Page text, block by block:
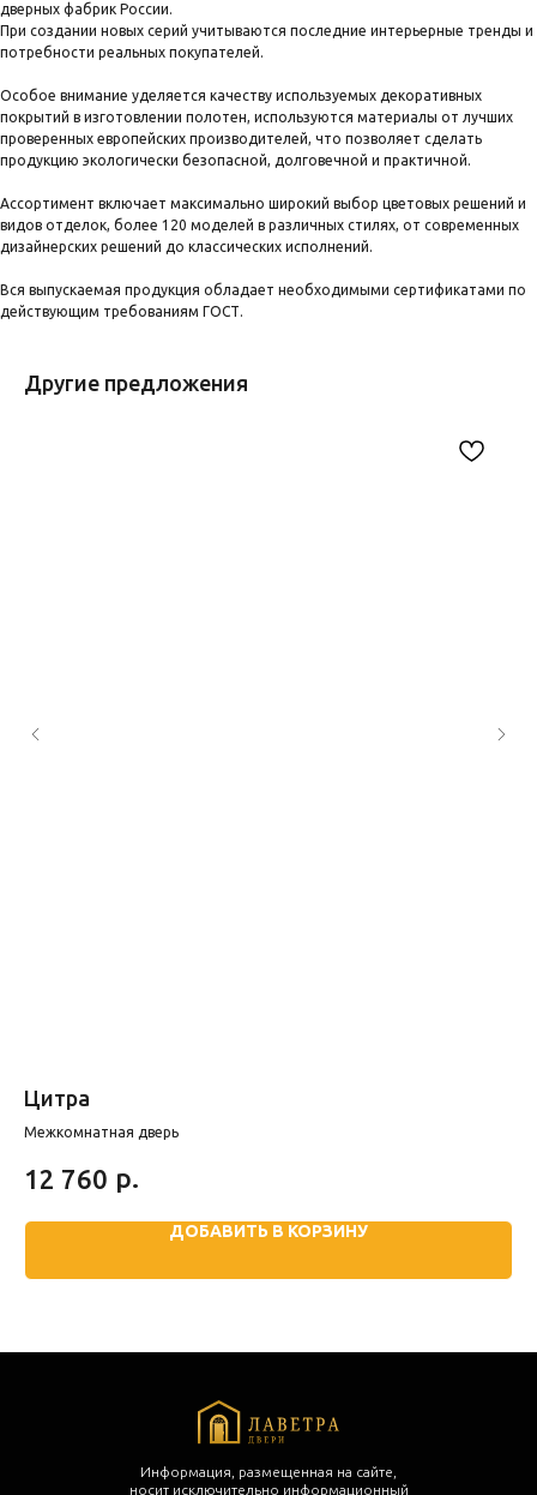
дверных фабрик России.
При создании новых серий учитываются последние интерьерные тренды и
потребности реальных покупателей.
Особое внимание уделяется качеству используемых декоративных
покрытий в изготовлении полотен, используются материалы от лучших
проверенных европейских производителей, что позволяет сделать
продукцию экологически безопасной, долговечной и практичной.
Ассортимент включает максимально широкий выбор цветовых решений и
видов отделок, более 120 моделей в различных стилях, от современных
дизайнерских решений до классических исполнений.
Вся выпускаемая продукция обладает необходимыми сертификатами по
действующим требованиям ГОСТ.
Другие предложения
Цитра
Межкомнатная дверь
12 760 р.
ДОБАВИТЬ В КОРЗИНУ
Информация, размещенная на сайте,
носит исключительно информационный